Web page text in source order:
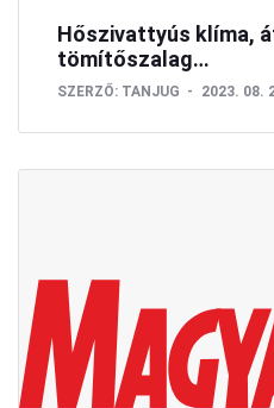
Hőszivattyús klíma,
tömítőszalag…
SZERZŐ: TANJUG 2023. 08.